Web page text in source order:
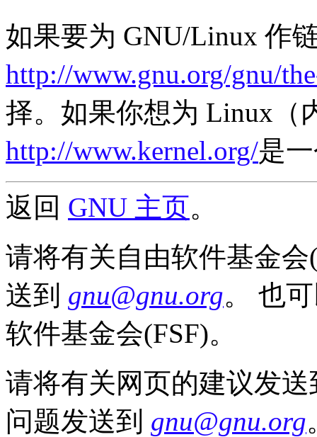
如果要为 GNU/Linux 作
http://www.gnu.org/gnu/
择。如果你想为 Linux（
http://www.kernel.org/是
返回 GNU 主页。
请将有关自由软件基金
送到 gnu@gnu.org。 也
软件基金会(FSF)。
请将有关网页的建议发
问题发送到 gnu@gnu.org